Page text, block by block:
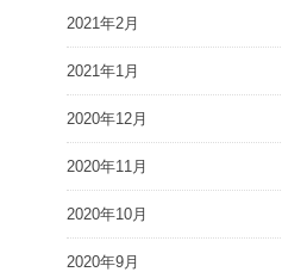
2021年2月
2021年1月
2020年12月
2020年11月
2020年10月
2020年9月